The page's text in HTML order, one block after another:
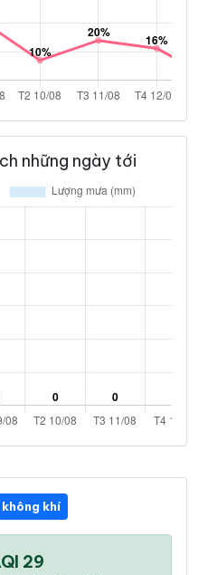
những ngày tới
khí
29